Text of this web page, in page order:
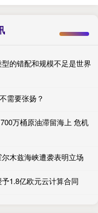
的错配和规模不足是世界
需要张扬？
万桶原油滞留海上 危机
木兹海峡遭袭表明立场
1.8亿欧元云计算合同